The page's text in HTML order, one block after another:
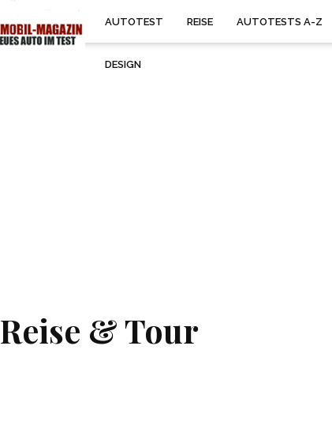
AUTOTEST REISE AUTOTESTS A-Z
DESIGN
Reise & Tour